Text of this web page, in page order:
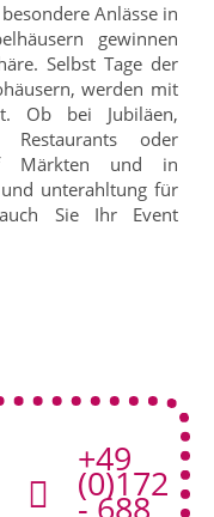
Anlässe in
gewinnen
Selbst Tage der
werden mit
Ob bei Jubiläen,
Restaurants oder
Märkten und in
unterahltung für
Sie Ihr Event
+49
(0)172
- 688